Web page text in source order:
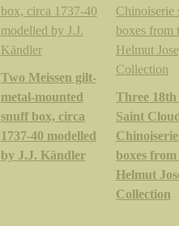
Two Meissen gilt-
metal-mounted
snuff box, circa
1737-40 modelled
by J.J. Kändler
Three
Saint
boxes from
Helmut
Collection